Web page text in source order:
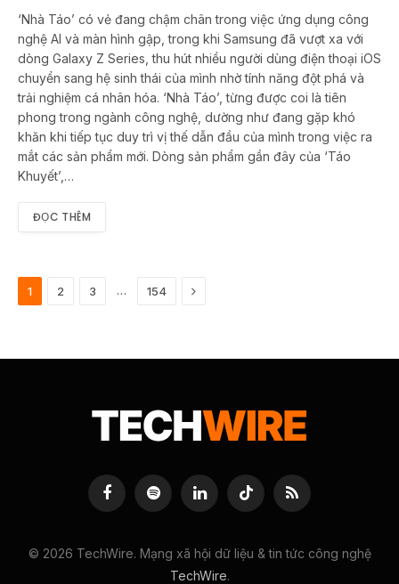
‘Nhà Táo’ có vẻ đang chậm chân trong việc ứng dụng công
nghệ AI và màn hình gập, trong khi Samsung đã vượt xa với
dòng Galaxy Z Series, thu hút nhiều người dùng điện thoại iOS
chuyển sang hệ sinh thái của mình nhờ tính năng đột phá và
trải nghiệm cá nhân hóa. ‘Nhà Táo’, từng được coi là tiên
phong trong ngành công nghệ, dường như đang gặp khó
khăn khi tiếp tục duy trì vị thế dẫn đầu của mình trong việc ra
mắt các sản phẩm mới. Dòng sản phẩm gần đây của ‘Táo
Khuyết’,…
ĐỌC THÊM
1 2 3 … 154 Tiếp
FacebookSpotify LinkedInTikTok RSS
© 2026 TechWire. Mạng xã hội dữ liệu & tin tức công nghệ
TechWire.